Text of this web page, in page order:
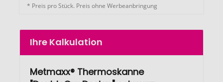
* Preis pro Stück. Preis ohne Werbeanbringung
Ihre Kalkulation
Metmaxx® Thermoskanne